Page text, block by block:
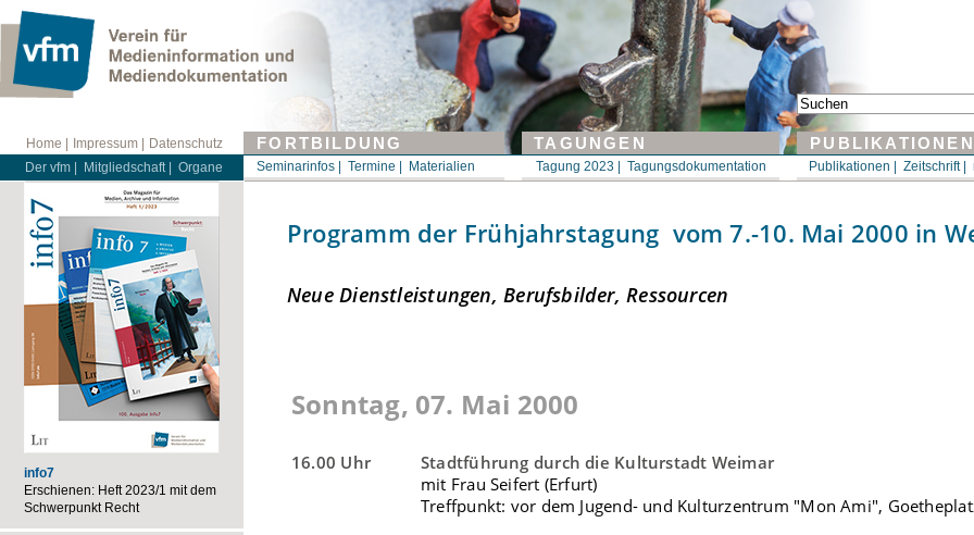
Home | Impressum |
Datenschutz
Der vfm |
Mitgliedschaft | Organe
FORTBILDUNG
Seminarinfos | Termine | Materialien
TAGUNGEN
Tagung 2023 | Tagungsdokumentation
PUBLIKATIONEN
Publikationen | Zeitschrift |
info7
Erschienen: Heft 2023/1 mit dem
Schwerpunkt Recht
Programm der Frühjahrstagung vom 7.-10. Mai 2000 in
Neue Dienstleistungen, Berufsbilder, Ressourcen
Sonntag, 07. Mai 2000
16.00 Uhr
Stadtführung durch die Kulturstadt Weimar
mit Frau Seifert (Erfurt)
Treffpunkt: vor dem Jugend- und Kulturzentrum "Mon Ami",